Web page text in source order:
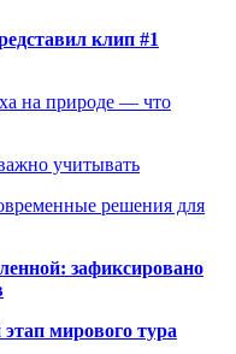
клип #1
на природе — что
учитывать
решения для
зафиксировано
мирового тура